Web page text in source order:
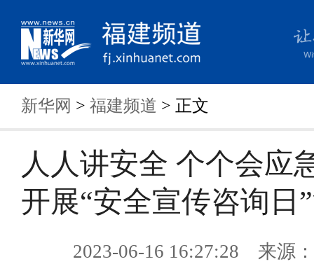
新华网 > 福建频道 > 正文
人人讲安全 个个会应
开展“安全宣传咨询日
2023-06-16 16:27:28 来源